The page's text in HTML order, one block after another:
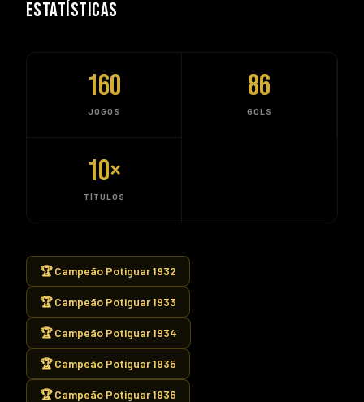
ESTATÍSTICAS
160
JOGOS
86
GOLS
10×
TÍTULOS
🏆 Campeão Potiguar 1932
🏆 Campeão Potiguar 1933
🏆 Campeão Potiguar 1934
🏆 Campeão Potiguar 1935
🏆 Campeão Potiguar 1936